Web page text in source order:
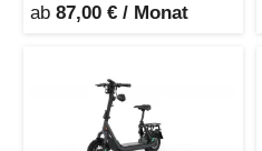
ab 87,00 € / Monat